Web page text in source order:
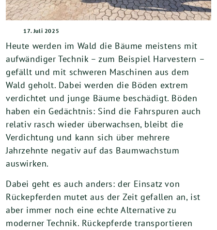
17. Juli 2025
Heute werden im Wald die Bäume meistens mit
aufwändiger Technik – zum Beispiel Harvestern –
gefällt und mit schweren Maschinen aus dem
Wald geholt. Dabei werden die Böden extrem
verdichtet und junge Bäume beschädigt. Böden
haben ein Gedächtnis: Sind die Fahrspuren auch
relativ rasch wieder überwachsen, bleibt die
Verdichtung und kann sich über mehrere
Jahrzehnte negativ auf das Baumwachstum
auswirken.
Dabei geht es auch anders: der Einsatz von
Rückepferden mutet aus der Zeit gefallen an, ist
aber immer noch eine echte Alternative zu
moderner Technik. Rückepferde transportieren